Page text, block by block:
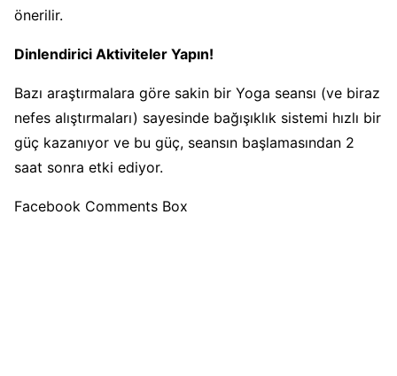
önerilir.
Dinlendirici Aktiviteler Yapın!
Bazı araştırmalara göre sakin bir Yoga seansı (ve biraz
nefes alıştırmaları) sayesinde bağışıklık sistemi hızlı bir
güç kazanıyor ve bu güç, seansın başlamasından 2
saat sonra etki ediyor.
Facebook Comments Box